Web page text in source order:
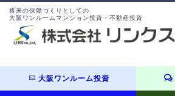
将来の保障づくりとしての
大阪ワンルームマンション投資・不動産投資
大阪ワンルーム投資